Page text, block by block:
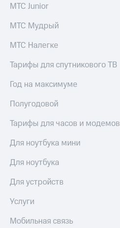
МТС Junior
МТС Мудрый
МТС Налегке
Тарифы для спутникового ТВ
Год на максимуме
Полугодовой
Тарифы для часов и модемов
Для ноутбука мини
Для ноутбука
Для устройств
Услуги
Мобильная связь